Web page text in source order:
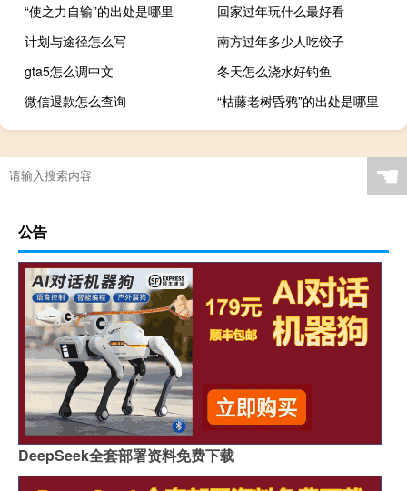
“使之力自输”的出处是哪里
回家过年玩什么最好看
计划与途径怎么写
南方过年多少人吃饺子
gta5怎么调中文
冬天怎么浇水好钓鱼
微信退款怎么查询
“枯藤老树昏鸦”的出处是哪里
☚
公告
DeepSeek全套部署资料免费下载